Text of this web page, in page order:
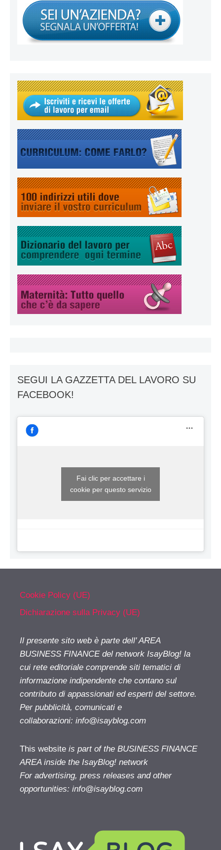
SEGUI LA GAZZETTA DEL LAVORO SU
FACEBOOK!
Fai clic per accettare i
cookie per questo servizio
Cookie Policy (UE)
Dichiarazione sulla Privacy (UE)
Il presente sito web è parte dell' AREA
BUSINESS FINANCE del network IsayBlog! la
cui rete editoriale comprende siti tematici di
informazione indipendente che contano sul
contributo di appassionati ed esperti del settore.
Per pubblicità, comunicati e
collaborazioni: info@isayblog.com
This website is part of the BUSINESS FINANCE
AREA inside the IsayBlog! network
For advertising, press releases and other
opportunities: info@isayblog.com